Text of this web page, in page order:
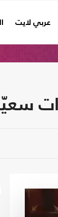
عربي لايت